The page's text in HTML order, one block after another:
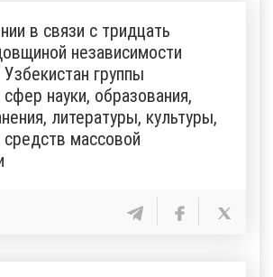
в связи с тридцать
независимости
группы
науки, образования,
литературы, культуры,
средств массовой